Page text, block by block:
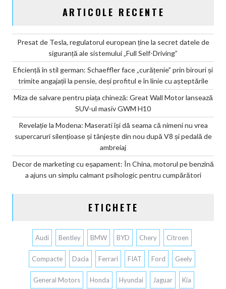
ARTICOLE RECENTE
Presat de Tesla, regulatorul european ține la secret datele de
siguranță ale sistemului „Full Self-Driving”
Eficiență în stil german: Schaeffler face „curățenie” prin birouri și
trimite angajații la pensie, deși profitul e în linie cu așteptările
Miza de salvare pentru piața chineză: Great Wall Motor lansează
SUV-ul masiv GWM H10
Revelație la Modena: Maserati își dă seama că nimeni nu vrea
supercaruri silențioase și tânjește din nou după V8 și pedală de
ambreiaj
Decor de marketing cu eșapament: În China, motorul pe benzină
a ajuns un simplu calmant psihologic pentru cumpărători
ETICHETE
Audi Bentley BMW BYD Chery Citroen
Compacte Dacia Ferrari FIAT Ford Geely
General Motors Honda Hyundai Jaguar Kia